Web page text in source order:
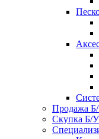
Продажа
Скупка Б/У